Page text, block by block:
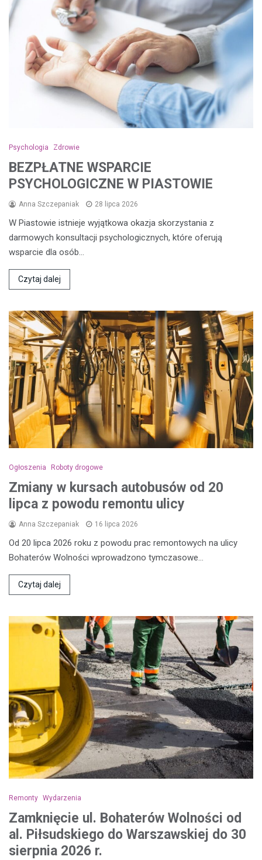
Psychologia Zdrowie
BEZPŁATNE WSPARCIE
PSYCHOLOGICZNE W PIASTOWIE
Anna Szczepaniak 28 lipca 2026
W Piastowie istnieje wyjątkowa okazja skorzystania z
darmowych konsultacji psychologicznych, które oferują
wsparcie dla osób…
Czytaj dalej
Ogłoszenia Roboty drogowe
Zmiany w kursach autobusów od 20
lipca z powodu remontu ulicy
Anna Szczepaniak 16 lipca 2026
Od 20 lipca 2026 roku z powodu prac remontowych na ulicy
Bohaterów Wolności wprowadzono tymczasowe…
Czytaj dalej
Remonty Wydarzenia
Zamknięcie ul. Bohaterów Wolności od
al. Piłsudskiego do Warszawskiej do 30
sierpnia 2026 r.